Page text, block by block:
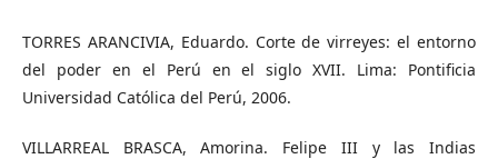
TORRES ARANCIVIA, Eduardo. Corte de virreyes: el entorno
del poder en el Perú en el siglo XVII. Lima: Pontificia
Universidad Católica del Perú, 2006.
VILLARREAL BRASCA, Amorina. Felipe III y las Indias